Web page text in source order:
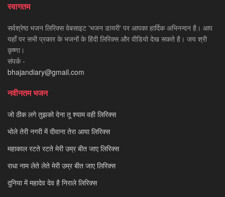
स्वागतम
सर्वश्रेष्ठ भजन लिरिक्स वेबसाइट 'भजन डायरी' पर आपका हार्दिक अभिनन्दन है। आप
यहाँ पर सभी प्रकार के भजनों के हिंदी लिरिक्स और वीडियो देख सकते है। जय श्री
कृष्णा।
संपर्क -
bhajandiary@gmail.com
नवीनतम भजन
जो ठीक लगे तुझको देना तू श्याम वही लिरिक्स
भोले तेरी नगरी में दीवाना तेरा आया लिरिक्स
महाकाल रटते रटते मेरी उम्र बीत जाए लिरिक्स
राधा नाम लेते लेते मेरी उम्र बीत जाए लिरिक्स
दुनिया में महादेव देव है निराले लिरिक्स